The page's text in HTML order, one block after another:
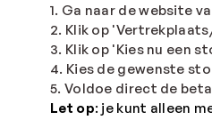
1. Ga naar de website
2. Klik op
3. Klik op 'Kies nu een
4. Kies de gewenste
5. Voldoe direct de
Let op: je kunt alleen